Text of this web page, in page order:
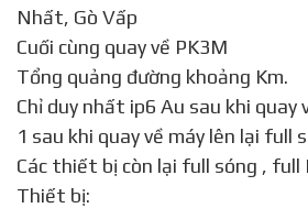
Nhất, Gò Vấp
Cuối cùng quay về PK3M
Tổng quảng đường khoảng Km.
Chỉ duy nhất ip6 Au sau khi
1 sau khi quay về máy lên lại full
Các thiết bị còn lại full sóng , full
Thiết bị: